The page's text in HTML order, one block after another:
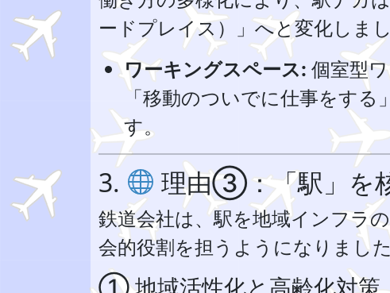
ードプレイス）」へと変化しまし
ワーキングスペース: 個室型
「移動のついでに仕事をす
す。
3. 理由③：「駅」を
鉄道会社は、駅を地域インフラ
会的役割を担うようになりました
① 地域活性化と高齢化対策